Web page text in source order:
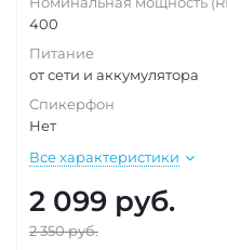
400
Питание
от сети и аккумулятора
Спикерфон
Нет
Все характеристики
2 099 руб.
2 350руб.